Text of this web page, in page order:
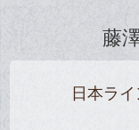
藤
日本ラ